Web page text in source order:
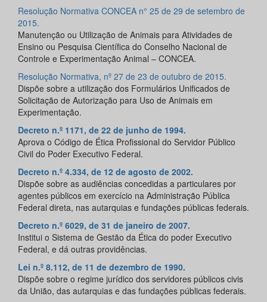
Resolução Normativa CONCEA n° 25 de 29 de setembro de
2015.
Manutenção ou Utilização de Animais para Atividades de
Ensino ou Pesquisa Científica do Conselho Nacional de
Controle e Experimentação Animal – CONCEA.
Resolução Normativa, nº 27 de 23 de outubro de 2015.
Dispõe sobre a utilização dos Formulários Unificados de
Solicitação de Autorização para Uso de Animais em
Experimentação.
Decreto n.º 1171, de 22 de junho de 1994.
Aprova o Código de Ética Profissional do Servidor Público
Civil do Poder Executivo Federal.
Decreto n.º 4.334, de 12 de agosto de 2002.
Dispõe sobre as audiências concedidas a particulares por
agentes públicos em exercício na Administração Pública
Federal direta, nas autarquias e fundações públicas federais.
Decreto n.º 6029, de 31 de janeiro de 2007.
Institui o Sistema de Gestão da Ética do poder Executivo
Federal, e dá outras providências.
Lei n.º 8.112, de 11 de dezembro de 1990.
Dispõe sobre o regime jurídico dos servidores públicos civis
da União, das autarquias e das fundações públicas federais.